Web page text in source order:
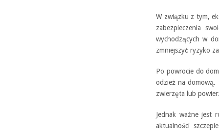
W związku z tym,
zabezpieczenia
wychodzących w
zmniejszyć ryzyko
Po powrocie do
odzież na domową.
zwierzęta lub
Jednak ważne jest
aktualności